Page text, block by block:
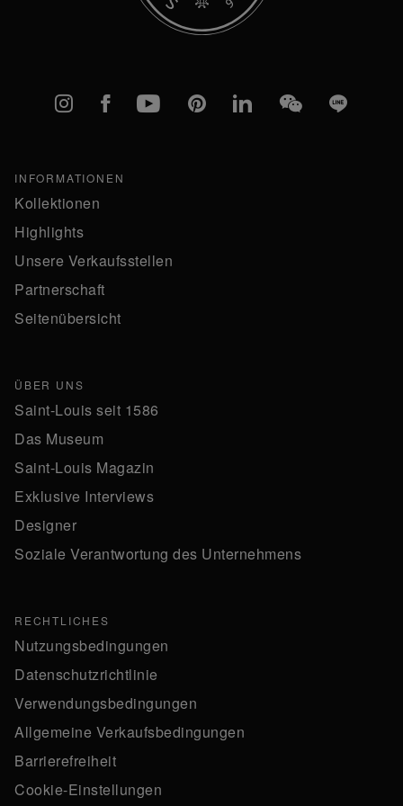
Instagram
FacebookYouTubePinterestlinkedInWeChatLine
INFORMATIONEN
Kollektionen
Highlights
Unsere Verkaufsstellen
Partnerschaft
Seitenübersicht
ÜBER UNS
Saint-Louis seit 1586
Das Museum
Saint-Louis Magazin
Exklusive Interviews
Designer
Soziale Verantwortung des Unternehmens
RECHTLICHES
Nutzungsbedingungen
Datenschutzrichtlinie
Verwendungsbedingungen
Allgemeine Verkaufsbedingungen
Barrierefreiheit
Cookie-Einstellungen